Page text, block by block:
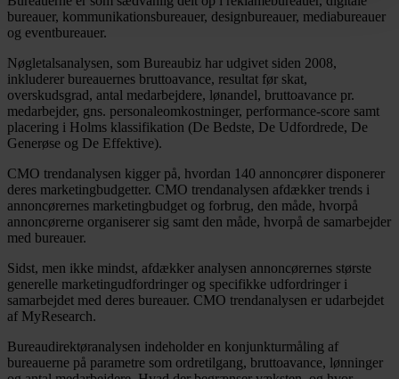
bureauer, kommunikationsbureauer, designbureauer, mediabureauer
og eventbureauer.
Nøgletalsanalysen, som Bureaubiz har udgivet siden 2008,
inkluderer bureauernes bruttoavance, resultat før skat,
overskudsgrad, antal medarbejdere, lønandel, bruttoavance pr.
medarbejder, gns. personaleomkostninger, performance-score samt
placering i Holms klassifikation (De Bedste, De Udfordrede, De
Generøse og De Effektive).
CMO trendanalysen kigger på, hvordan 140 annoncører disponerer
deres marketingbudgetter. CMO trendanalysen afdækker trends i
annoncørernes marketingbudget og forbrug, den måde, hvorpå
annoncørerne organiserer sig samt den måde, hvorpå de samarbejder
med bureauer.
Sidst, men ikke mindst, afdækker analysen annoncørernes største
generelle marketingudfordringer og specifikke udfordringer i
samarbejdet med deres bureauer. CMO trendanalysen er udarbejdet
af MyResearch.
Bureaudirektøranalysen indeholder en konjunkturmåling af
bureauerne på parametre som ordretilgang, bruttoavance, lønninger